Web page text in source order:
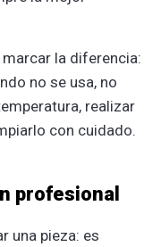
la diferencia:
no se usa, no
realizar
con cuidado.
profesional
una pieza: es